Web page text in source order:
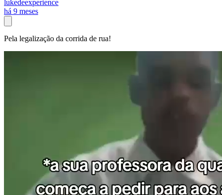
lukedeexperience
há 9 meses
Pela legalização da corrida de rua!